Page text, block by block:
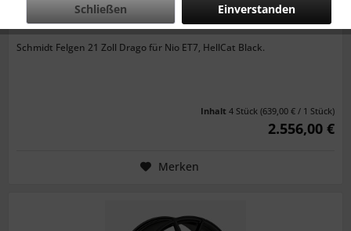
SCHMIDT FELGEN 21 ZOLL DRAGO FÜR NIO ET7,...
Schmidt Felgen 21 Zoll Drago für Nio ET7, HellCat Black.
Inhalt 4 Stück (639,00 € / 1 Stück)
2.556,00 €
Merken
Einverstanden
Schließen